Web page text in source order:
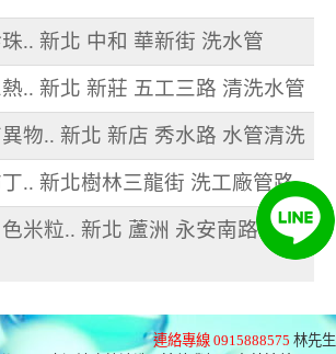
.. 新北 中和 華新街 洗水管
.. 新北 新莊 五工三路 清洗水管
物.. 新北 新店 秀水路 水管清洗
.. 新北樹林三龍街 洗工廠管路
米粒.. 新北 蘆洲 永安南路 清洗
連絡專線 0915888575 林先生